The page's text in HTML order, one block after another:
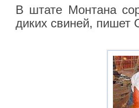
В штате Монтана
диких свиней, пишет